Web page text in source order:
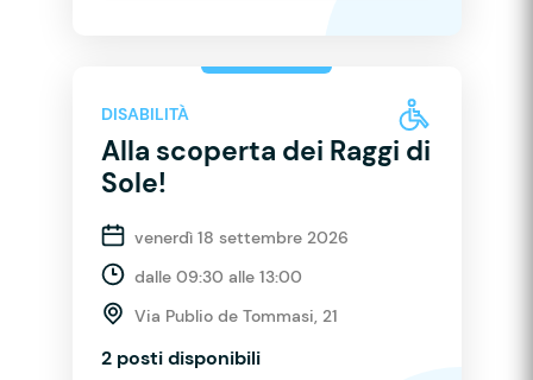
DISABILITÀ
Alla scoperta dei Raggi di
Sole!
venerdì 18 settembre 2026
dalle 09:30 alle 13:00
Via Publio de Tommasi, 21
2 posti disponibili